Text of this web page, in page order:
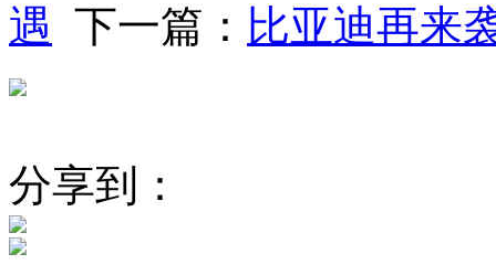
遇 下一篇： 比亚迪再来
分享到：